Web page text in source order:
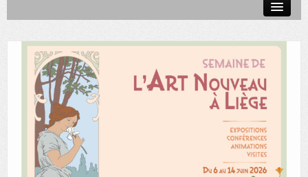
MUSÉE GRÉTRY
MUSÉE DU LUMINAIRE
FONDS PATRIMONIAUX
AUTRES LIEUX
ANIMATIONS DES MUSÉES